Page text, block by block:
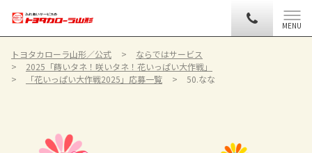
MENU
トヨタカローラ山形／公式
ならではサービス
2025「蒔いタネ！咲いタネ！花いっぱい大作戦」
「花いっぱい大作戦2025」応募一覧
50.なな